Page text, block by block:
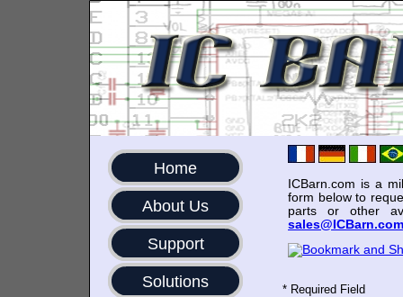
Home
About Us
Support
Solutions
ICBarn.com is a
form below to
parts or other
sales@ICBarn.com
* Required Field